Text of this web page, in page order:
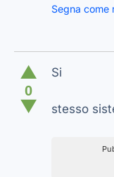
Segna come
▲
0
▼
Si
stesso